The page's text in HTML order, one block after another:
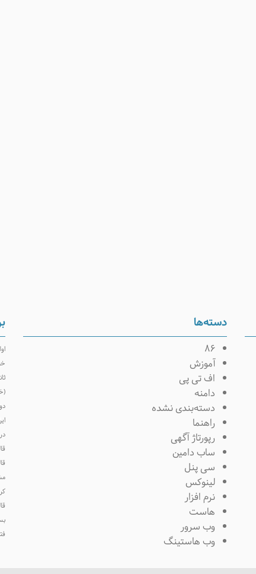
دسته‌ها
۸۶
آموزش
اف تی پی
دامنه
دسته‌بندی نشده
راهنما
رپورتاژ آگهی
ساب دامین
سی پنل
لینوکس
نرم افزار
هاست
وب سرور
وب هاستینگ